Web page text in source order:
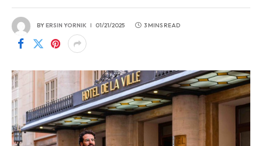
BYERSIN YORNIK 01/21/2025 3 MINS READ